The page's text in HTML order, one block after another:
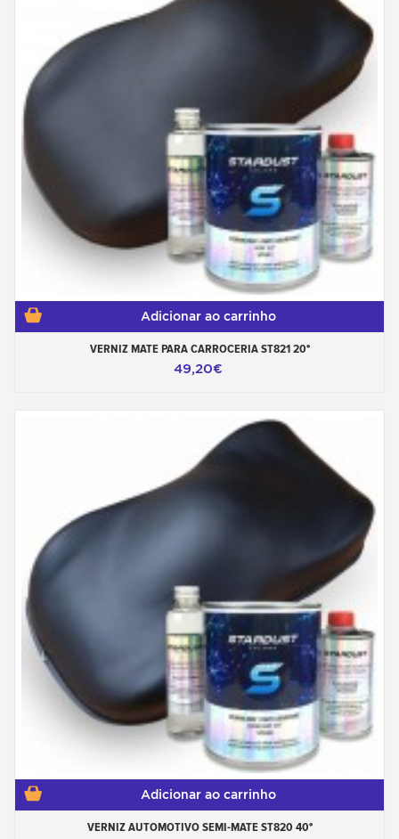
Adicionar ao carrinho
VERNIZ MATE PARA CARROCERIA ST821 20°
49,20€
Adicionar ao carrinho
VERNIZ AUTOMOTIVO SEMI-MATE ST820 40°